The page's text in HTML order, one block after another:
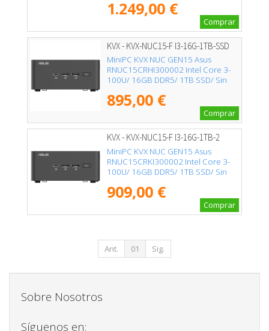
1.249,00 €
Comprar
KVX - KVX-NUC15-F I3-16G-1TB-SSD
MiniPC KVX NUC GEN15 Asus
RNUC15CRHI300002 Intel Core 3-
100U/ 16GB DDR5/ 1TB SSD/ Sin
895,00 €
Comprar
KVX - KVX-NUC15-F I3-16G-1TB-2
MiniPC KVX NUC GEN15 Asus
RNUC15CRKI300002 Intel Core 3-
100U/ 16GB DDR5/ 1TB SSD/ Sin
909,00 €
Comprar
Ant. 01 Sig.
Sobre Nosotros
Síguenos en: